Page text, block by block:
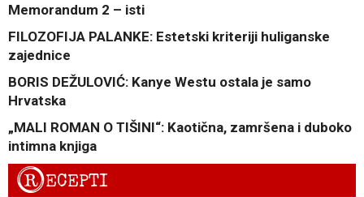
Memorandum 2 – isti
FILOZOFIJA PALANKE: Estetski kriteriji huliganske
zajednice
BORIS DEŽULOVIĆ: Kanye Westu ostala je samo
Hrvatska
„MALI ROMAN O TIŠINI“: Kaotična, zamršena i duboko
intimna knjiga
RECEPTI